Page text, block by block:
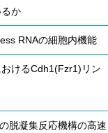
か
RNAの細胞内機能
けるCdh1(Fzr1)リン
脱凝集反応機構の高速